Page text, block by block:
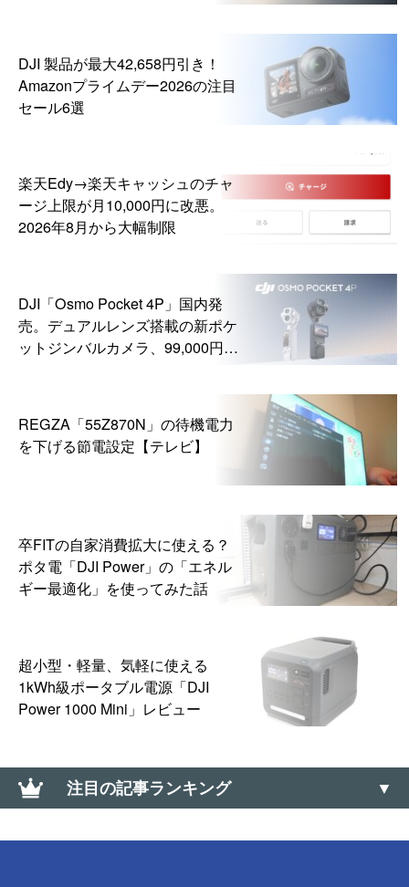
DJI 製品が最大42,658円引き！
Amazonプライムデー2026の注目
セール6選
楽天Edy→楽天キャッシュのチャ
ージ上限が月10,000円に改悪。
2026年8月から大幅制限
DJI「Osmo Pocket 4P」国内発
売。デュアルレンズ搭載の新ポケ
ットジンバルカメラ、99,000円か
REGZA「55Z870N」の待機電力
を下げる節電設定【テレビ】
卒FITの自家消費拡大に使える？
ポタ電「DJI Power」の「エネル
ギー最適化」を使ってみた話
超小型・軽量、気軽に使える
1kWh級ポータブル電源「DJI
Power 1000 Mini」レビュー
注目の記事ランキング